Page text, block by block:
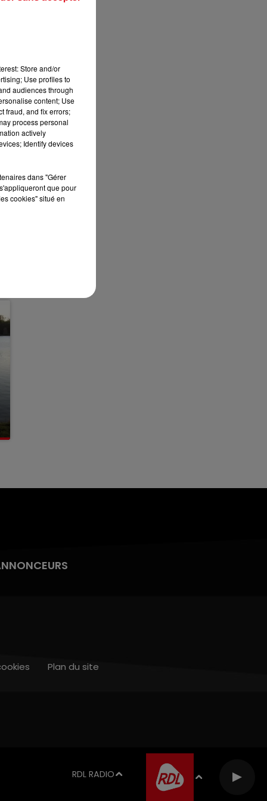
RDL RADIO
Plan du site
Store and/or
Use profiles to
audiences through
content; Use
fraud, and fix errors;
process personal
actively
Identify devices
dans "Gérer
que pour
cookies" situé en